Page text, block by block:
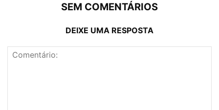
SEM COMENTÁRIOS
DEIXE UMA RESPOSTA